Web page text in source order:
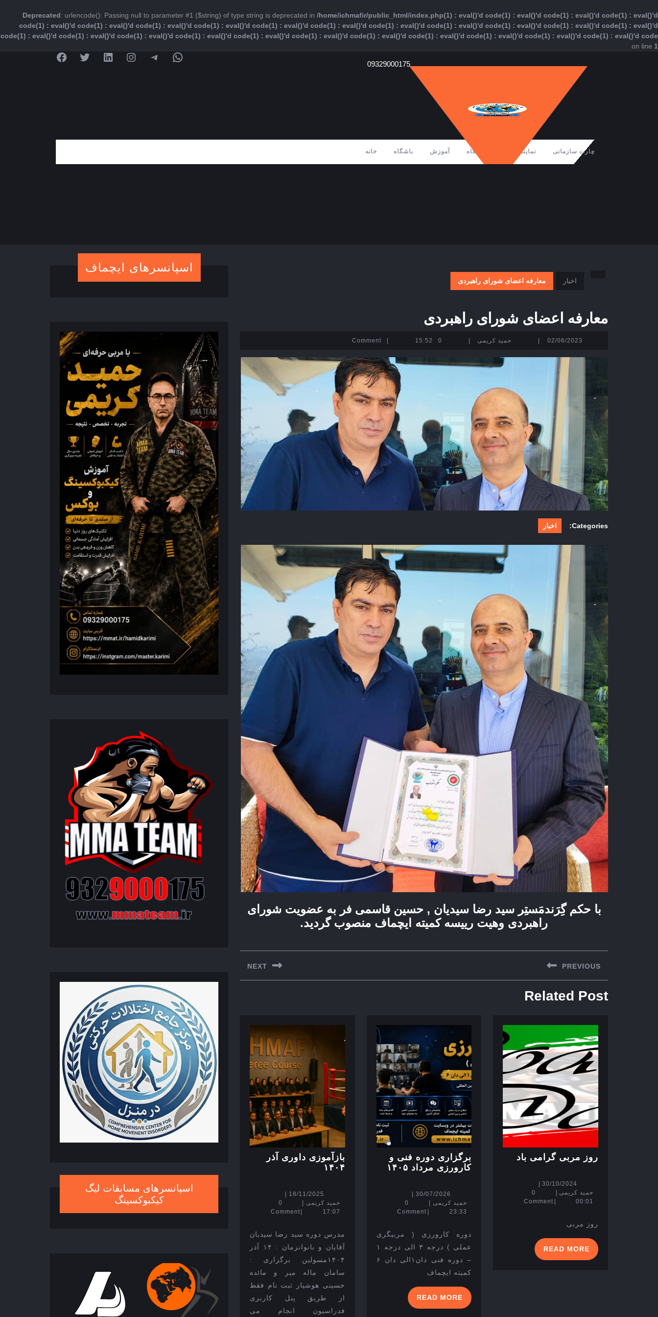
Deprecated: urlencode(): Passing null to parameter #1 ($string) of type string is deprecated in /home/ichmafir/public_html/index.php(1) : eval()'d code(1) : eval()'d code(1) : eval()'d code(1) : eval()'d
code(1) : eval()'d code(1) : eval()'d code(1) : eval()'d code(1) : eval()'d code(1) : eval()'d code(1) : eval()'d code(1) : eval()'d code(1) : eval()'d code(1) : eval()'d code(1) : eval()'d code(1) : eval()'d
code(1) : eval()'d code(1) : eval()'d code(1) : eval()'d code(1) : eval()'d code(1) : eval()'d code(1) : eval()'d code(1) : eval()'d code(1) : eval()'d code(1) : eval()'d code(1) : eval()'d code(1) : eval()'d code
on line 1
09329000175 واتس‌اپ اینستاگرملینکداین توییتر فیس‌بوک
چارت سازمانی نمایندگان فروشگاه آموزش باشگاه خانه
اخبار معارفه اعضای شورای راهبردی
معارفه اعضای شورای راهبردی
02/06/2023
02/06/2023حمید کریمی
حمید
0 Comment
15:52
Categories: اخبار
با حکم گِرَندمَستِر سید رضا سیدیان , حسین قاسمی فر به عضویت شورای
راهبردی وهیت رییسه کمیته ایچماف منصوب گردید.
راهبری
نوشته
PREVIOUS
post:
NEXT
Related Post
روز مربی گرامی باد
30/10/2024
|
حمید کریمی
کریمی
|
0
Comment | 00:01
روز مربی
READ MORE
READ
MORE
برگزاری دوره فنی و
کارورزی مرداد ۱۴۰۵
30/07/2026
|
حمید کریمی
کریمی
|
0
Comment | 23:33
دوره کارورزی ( مربیگری
عملی ) درجه ۳ الی درجه ۱
– دوره فنی دان۱الی دان ۶
کمیته ایچماف
READ MORE
READ
MORE
بازآموزی داوری آذر
۱۴۰۴
۱۴۰۴
18/11/2025
|
حمید کریمی
کریمی
|
0
Comment | 17:07
مدرس دوره سید رضا سیدیان
آقایان و بانوانزمان : ۱۴ آذر
۱۴۰۴مسولین برگزاری :
سامان ماله میر و مائده
حسینی هوشیار ثبت نام فقط
از طریق پنل کاربری
فدراسیون انجام می
اسپانسرهای ایچماف
اسپانسرهای مسابقات لیگ
کیکبوکسینگ